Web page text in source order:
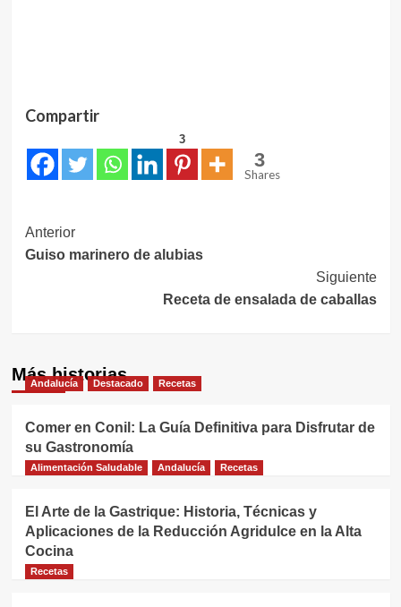
Compartir
3
3
Shares
Navegación
de
Anterior
Guiso marinero de alubias
Siguiente
Receta de ensalada de caballas
Más historias
Andalucía Destacado Recetas
Comer en Conil: La Guía Definitiva para Disfrutar de
su Gastronomía
Alimentación Saludable Andalucía Recetas
El Arte de la Gastrique: Historia, Técnicas y
Aplicaciones de la Reducción Agridulce en la Alta
Cocina
Recetas